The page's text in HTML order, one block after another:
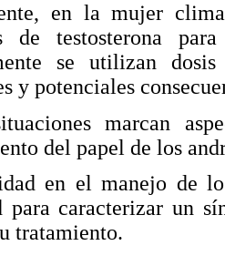
en la mujer
de testosterona
se utilizan
y potenciales
marcan
del papel de los
en el manejo de
para caracterizar un
tratamiento.